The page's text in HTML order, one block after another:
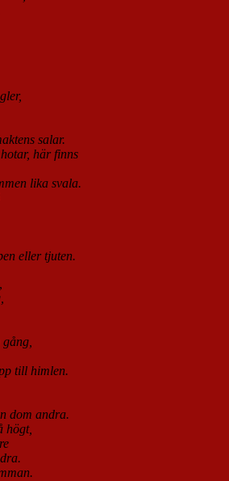
salar.
här finns
lika svala.
eller tjuten.
gång,
till himlen.
dom andra.
högt,